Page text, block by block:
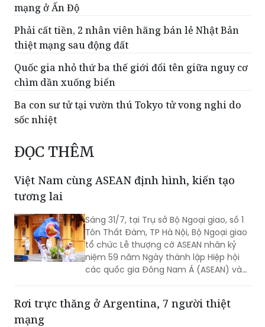
mạng ở Ấn Độ
Phải cất tiền, 2 nhân viên hãng bán lẻ Nhật Bản
thiệt mạng sau động đất
Quốc gia nhỏ thứ ba thế giới đổi tên giữa nguy cơ
chìm dần xuống biển
Ba con sư tử tại vườn thú Tokyo tử vong nghi do
sốc nhiệt
ĐỌC THÊM
Việt Nam cùng ASEAN định hình, kiến tạo
tương lai
Sáng 31/7, tại Trụ sở Bộ Ngoại giao, số 1
Tôn Thất Đàm, TP Hà Nội, Bộ Ngoại giao
tổ chức Lễ thượng cờ ASEAN nhân kỷ
niệm 59 năm Ngày thành lập Hiệp hội
các quốc gia Đông Nam Á (ASEAN) và
Rơi trực thăng ở Argentina, 7 người thiệt
mạng